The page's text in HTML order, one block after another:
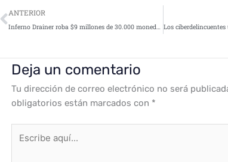
Ant
ANTERIOR
Inferno Drainer roba $9 millones de 30.000 monederos en seis meses
Deja un comentario
Tu dirección de correo electrónico no será
obligatorios están marcados con *
aquí...